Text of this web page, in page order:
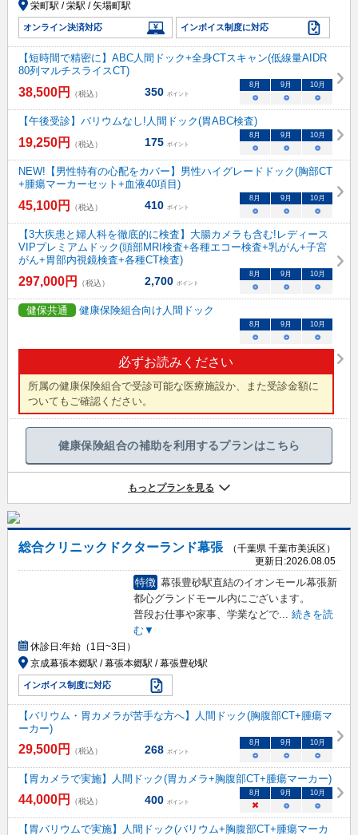
栄町駅 / 栄駅 / 矢場町駅
オンライン決済対応 インボイス制度に対応
【短時間で精密に】ABC人間ドック+全身CTスキャン(低線量AIDR
80列マルチスライスCT)
38,500円 （税込） 350 ポイント
8月 9月 10月
○ ○ ○
【午後受診】バリウムなし!人間ドック(胃ABC検査)
19,250円 （税込） 175 ポイント
8月 9月 10月
○ ○ ○
NEW!【男性特有の心配をカバー】男性ハイグレードドック(胸部CT
+腫瘍マーカーセット+血液40項目)
45,100円 （税込） 410 ポイント
8月 9月 10月
○ ○ ○
【3大疾患と婦人科を徹底的に検査】大腸カメラも含む!レディース
VIPプレミアムドック(頭部MRI検査+各種エコー検査+乳がん+子宮
がん+胃部内視鏡検査+各種CT検査)
297,000円 （税込） 2,700 ポイント
8月 9月 10月
○ ○ ○
健保共通 健康保険組合向け人間ドック
必ずお読みください
所属の健康保険組合で受診可能な医療施設か、また受診金額に
ついてもご確認ください。
8月 9月 10月
○ ○ ○
健康保険組合の補助を利用するプランはこちら
もっとプランを見る
総合クリニックドクターランド幕張
（千葉県 千葉市美浜区）
更新日:2026.08.05
特徴 幕張豊砂駅直結のイオンモール幕張新
都心グランドモール内にございます。
普段お仕事や家事、学業などで...
続きを読
む▼
休診日:年始（1日~3日）
京成幕張本郷駅 / 幕張本郷駅 / 幕張豊砂駅
インボイス制度に対応
【バリウム・胃カメラが苦手な方へ】人間ドック(胸腹部CT+腫瘍マ
ーカー)
29,500円 （税込） 268 ポイント
8 月 9 月 10月
○ ○ ○
【胃カメラで実施】人間ドック(胃カメラ+胸腹部CT+腫瘍マーカー)
44,000円 （税込） 400 ポイント
8 月 9 月 10月
× ○ ○
【胃バリウムで実施】人間ドック(バリウム+胸腹部CT+腫瘍マーカ